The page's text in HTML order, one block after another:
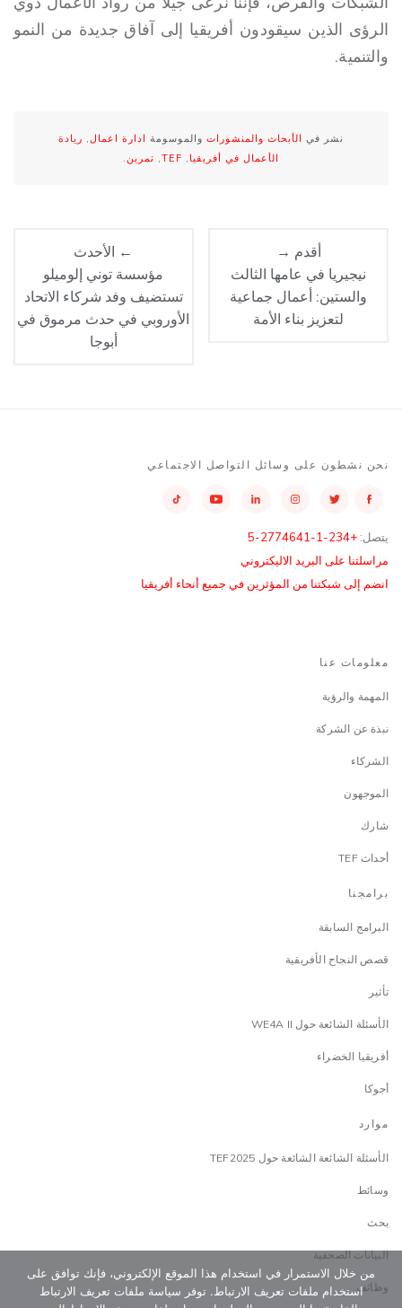
الرؤى الذين سيقودون أفريقيا إلى آفاق جديدة من النمو
والتنمية.
نشر في الأبحاث والمنشورات والموسومة ادارة اعمال
ريادة
الأعمال في أفريقيا
TEF تمرين
← الأحدث
مؤسسة توني إلوميلو
تستضيف وفد شركاء الاتحاد
الأوروبي في حدث مرموق في
أبوجا
أقدم →
نيجيريا في عامها الثالث
والستين: أعمال جماعية
لتعزيز بناء الأمة
نحن نشطون على وسائل التواصل الاجتماعي
يتصل: +234-1-2774641-5
مراسلتنا على البريد الاليكتروني
انضم إلى شبكتنا من المؤثرين في جميع أنحاء أفريقيا
معلومات عنا
المهمة والرؤية
نبذة عن الشركة
الشركاء
الموجهون
شارك
أحداث TEF
برامجنا
البرامج السابقة
قصص النجاح الأفريقية
تأثير
الأسئلة الشائعة حول WE4A II
أفريقيا الخضراء
أجوكا
موارد
الأسئلة الشائعة الشائعة حول TEF2025
وسائط
بحث
البيانات الصحفية
وظائف
من خلال الاستمرار في استخدام هذا الموقع الإلكتروني، فإنك توافق على
استخدام ملفات تعريف الارتباط. توفر سياسة ملفات تعريف الارتباط